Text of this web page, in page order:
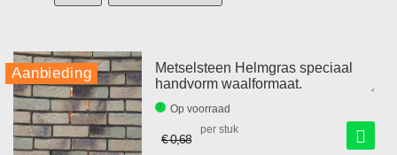
Aanbieding
Metselsteen Helmgras speciaal
handvorm waalformaat.
Op voorraad
€ 0,68
per stuk